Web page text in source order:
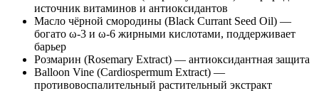
источник витаминов и антиоксидантов
Масло чёрной смородины (Black Currant Seed Oil) —
богато ω-3 и ω-6 жирными кислотами, поддерживает
барьер
Розмарин (Rosemary Extract) — антиоксидантная защита
Balloon Vine (Cardiospermum Extract) —
противовоспалительный растительный экстракт